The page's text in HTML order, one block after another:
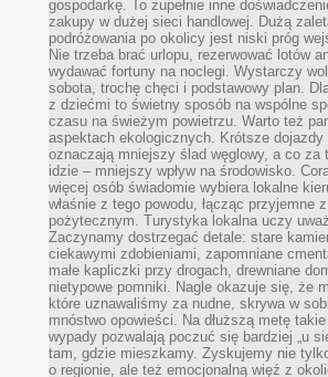
gospodarkę. To zupełnie inne
zakupy w dużej sieci handlowej. Dużą
podróżowania po okolicy jest niski próg
Nie trzeba brać urlopu, rezerwować lotów
wydawać fortuny na noclegi. Wystarczy
sobota, trochę chęci i podstawowy plan.
z dziećmi to świetny sposób na wspólne
czasu na świeżym powietrzu. Warto też
aspektach ekologicznych. Krótsze dojazdy
oznaczają mniejszy ślad węglowy, a co za
idzie – mniejszy wpływ na środowisko.
więcej osób świadomie wybiera lokalne
właśnie z tego powodu, łącząc przyjemne z
pożytecznym. Turystyka lokalna uczy
Zaczynamy dostrzegać detale: stare
ciekawymi zdobieniami, zapomniane
małe kapliczki przy drogach, drewniane
nietypowe pomniki. Nagle okazuje się, że
które uznawaliśmy za nudne, skrywa w
mnóstwo opowieści. Na dłuższą metę
wypady pozwalają poczuć się bardziej „u
tam, gdzie mieszkamy. Zyskujemy nie
o regionie, ale też emocjonalną więź z